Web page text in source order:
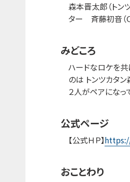
森本晋太郎（トン
ター 斉藤初音（Ｃ
みどころ
ハードなロケを共
のは トンツカタ
２人がペアになっ
公式ページ
【公式ＨＰ】
おことわり